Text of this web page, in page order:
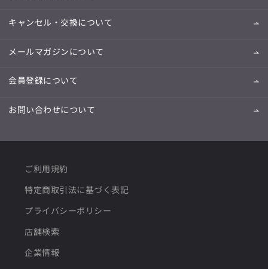
キャンセル・交換について
メールマガジンについて
会員登録について
お問い合わせについて
ご利用規約
特定商取引法に基づく表記
プライバシーポリシー
店舗検索
企業情報